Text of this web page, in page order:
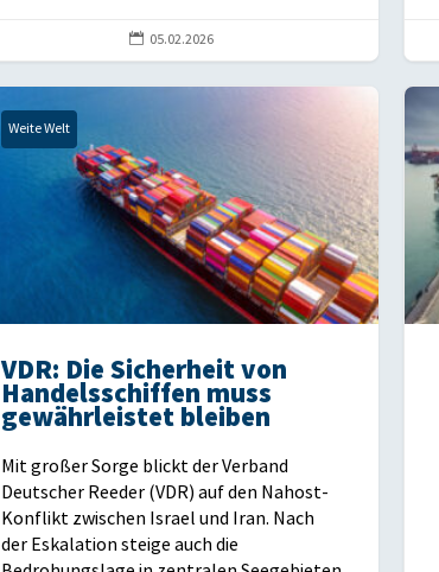
 05.02.2026
Weite Welt
VDR: Die Sicherheit von
Handelsschiffen muss
gewährleistet bleiben
Mit großer Sorge blickt der Verband
Deutscher Reeder (VDR) auf den Nahost-
Konflikt zwischen Israel und Iran. Nach
der Eskalation steige auch die